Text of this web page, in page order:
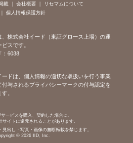
載 会社概要
リセマムについて
個人情報保護方針
、株式会社イード（東証グロース上場）の運
スです。
：6038
ードは、個人情報の適切な取扱いを行う事業
付与されるプライバシーマークの付与認定を
。
ービスを購入、契約した場合に、
サイトに還元されることがあります。
見出し・写真・画像の無断転載を禁じます。
© 2026 IID, Inc.